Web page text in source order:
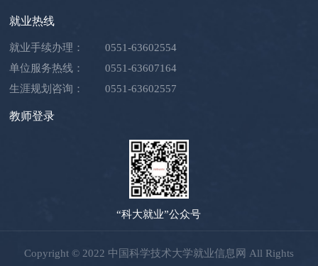
就业热线
就业手续办理：
0551-63602554
单位服务热线：
0551-63607164
生涯规划咨询：
0551-63602557
教师登录
“科大就业”公众号
Copyright © 2022 中国科学技术大学就业信息网 All Rights